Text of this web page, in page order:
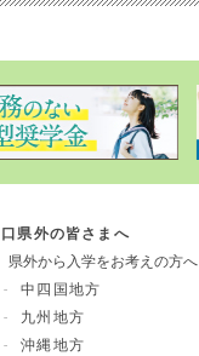
県外の皆さまへ
県外から入学をお考えの方へ
中四国地方
九州地方
沖縄地方